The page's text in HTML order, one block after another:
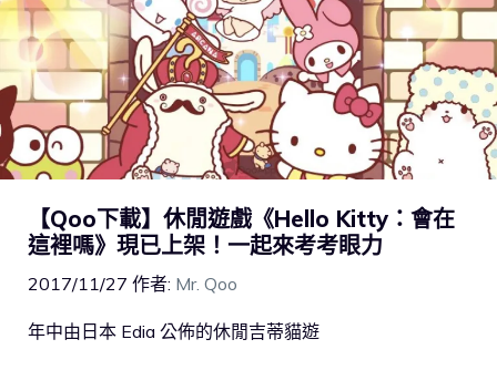
【Qoo下載】休閒遊戲《Hello Kitty：會在
這裡嗎》現已上架！一起來考考眼力
2017/11/27 作者: Mr. Qoo
年中由日本 Edia 公佈的休閒吉蒂貓遊